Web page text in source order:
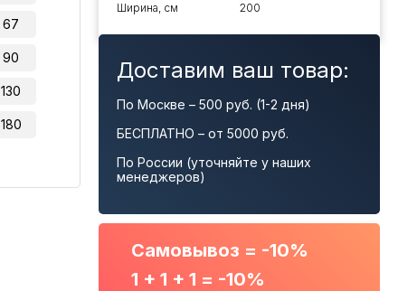
67
90
130
180
Ширина, см
200
Доставим ваш товар:
По Москве – 500 руб. (1-2 дня)
БЕСПЛАТНО – от 5000 руб.
По России (уточняйте у наших
менеджеров)
Самовывоз = -10%
1 + 1 + 1 = -10%